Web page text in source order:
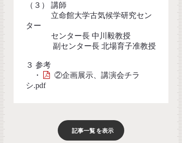
（３） 講師
立命館大学古気候学研究セン
ター
センター長 中川毅教授
副センター長 北場育子准教授
３ 参考
・
②企画展示、講演会チラ
シ.pdf
記事一覧 を表示